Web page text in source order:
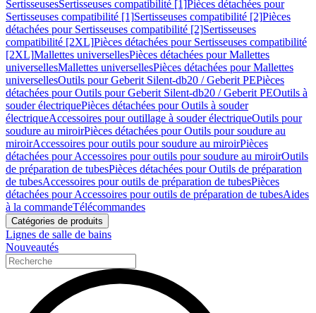
SertisseusesSertisseuses compatibilité [1]Pièces détachées pour
Sertisseuses compatibilité [1]Sertisseuses compatibilité [2]Pièces
détachées pour Sertisseuses compatibilité [2]Sertisseuses
compatibilité [2XL]Pièces détachées pour Sertisseuses compatibilité
[2XL]Mallettes universellesPièces détachées pour Mallettes
universellesMallettes universellesPièces détachées pour Mallettes
universellesOutils pour Geberit Silent-db20 / Geberit PEPièces
détachées pour Outils pour Geberit Silent-db20 / Geberit PEOutils à
souder électriquePièces détachées pour Outils à souder
électriqueAccessoires pour outillage à souder électriqueOutils pour
soudure au miroirPièces détachées pour Outils pour soudure au
miroirAccessoires pour outils pour soudure au miroirPièces
détachées pour Accessoires pour outils pour soudure au miroirOutils
de préparation de tubesPièces détachées pour Outils de préparation
de tubesAccessoires pour outils de préparation de tubesPièces
détachées pour Accessoires pour outils de préparation de tubesAides
à la commandeTélécommandes
Catégories de produits
Lignes de salle de bains
Nouveautés